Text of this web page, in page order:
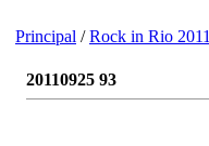
Principal /Rock in Rio 2011
20110925 93